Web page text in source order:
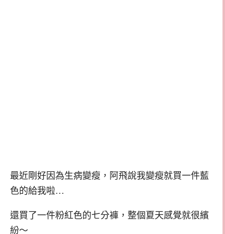
最近剛好因為生病變瘦，阿飛說我變瘦就買一件藍
色的給我啦…
還買了一件粉紅色的七分褲，整個夏天感覺就很繽
紛～